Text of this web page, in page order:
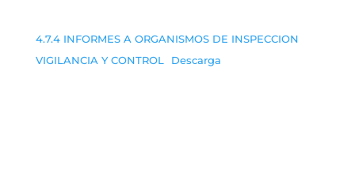
4.7.4 INFORMES A ORGANISMOS DE INSPECCION
VIGILANCIA Y CONTROL
Descarga